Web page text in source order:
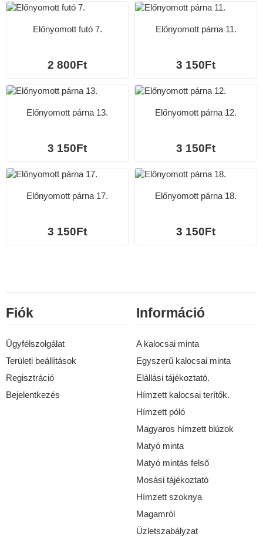
Előnyomott futó 7.
2 800Ft
Előnyomott párna 11.
3 150Ft
Előnyomott párna 13.
3 150Ft
Előnyomott párna 12.
3 150Ft
Előnyomott párna 17.
3 150Ft
Előnyomott párna 18.
3 150Ft
Fiók
Ügyfélszolgálat
Területi beállítások
Regisztráció
Bejelentkezés
Információ
A kalocsai minta
Egyszerű kalocsai minta
Elállási tájékoztató.
Hímzett kalocsai terítők.
Hímzett póló
Magyaros hímzett blúzok
Matyó minta
Matyó mintás felső
Mosási tájékoztató
Hímzett szoknya
Magamról
Üzletszabályzat